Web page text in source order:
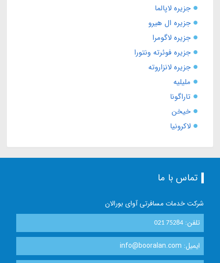
جزیره لاپالما
جزیره ال هیرو
جزیره لاگومرا
جزیره فوئرته ونتورا
جزیره لانزاروته
ملیلیه
تاراگونا
خیخن
لاکرونیا
تماس با ما
شرکت خدمات مسافرتی آوای بورالان
تلفن:021 75284
ایمیل: info@booralan.com